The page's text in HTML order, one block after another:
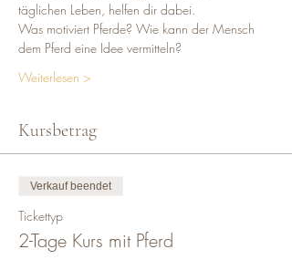
täglichen Leben, helfen dir dabei.
Was motiviert Pferde? Wie kann der Mensch
dem Pferd eine Idee vermitteln?
Weiterlesen >
Kursbetrag
Verkauf beendet
Tickettyp
2-Tage Kurs mit Pferd